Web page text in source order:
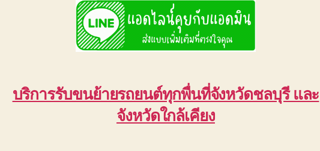
บริการรับขนย้ายรถยนต์ทุกพื่นที่จังหวัดชลบุรี และ
จังหวัดใกล้เคียง